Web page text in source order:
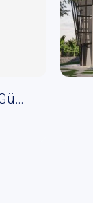
Yeni Hayat Gümüşlük